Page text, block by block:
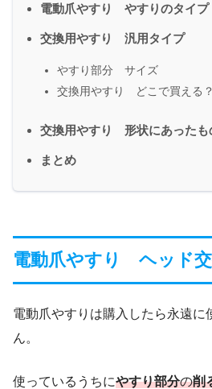
電動爪やすり やすりのタイプ
交換用やすり 汎用タイプ
やすり部分 サイズ
交換用やすり どこで買える？
交換用やすり 形状にあったも
まとめ
電動爪やすり ヘッド
電動爪やすりは購入したら永遠に
ん。
使っているうちにやすり部分の削